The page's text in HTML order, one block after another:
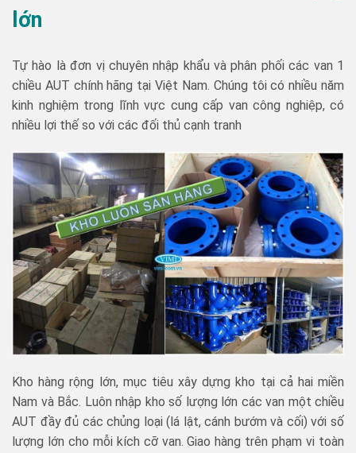
lớn
Tự hào là đơn vị chuyên nhập khẩu và phân phối các van 1
chiều AUT chính hãng tại Việt Nam. Chúng tôi có nhiều năm
kinh nghiệm trong lĩnh vực cung cấp van công nghiệp, có
nhiều lợi thế so với các đối thủ cạnh tranh
Kho hàng rộng lớn, mục tiêu xây dựng kho tại cả hai miền
Nam và Bắc. Luôn nhập kho số lượng lớn các van một chiều
AUT đầy đủ các chủng loại (lá lật, cánh bướm và cối) với số
lượng lớn cho mỗi kích cỡ van. Giao hàng trên phạm vi toàn